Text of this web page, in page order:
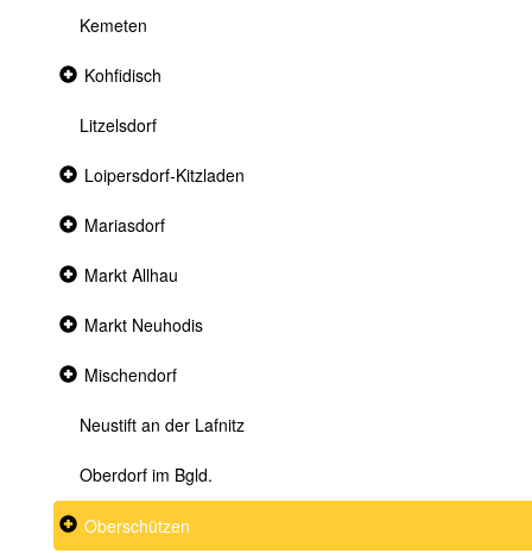
Kemeten
Collapsed
Kohfidisch
Litzelsdorf
Collapsed
section
Loipersdorf-Kitzladen
Collapsed
Mariasdorf
Collapsed
Markt Allhau
Collapsed
Markt Neuhodis
Collapsed
Mischendorf
Neustift an der Lafnitz
Oberdorf im Bgld.
Collapsed
section
Oberschützen